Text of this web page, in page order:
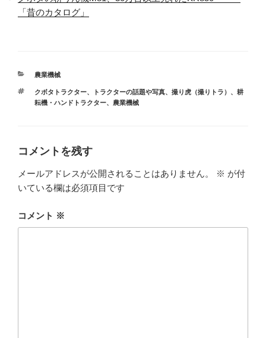
「昔のカタログ」
カ
ゴ
リ
農業機械
タ
グ
クボタトラクター、 トラクターの話題や写真、 撮り虎（撮りトラ） 、 耕
耘機・ハンドトラクター、 農業機械
コメントを残す
メールアドレスが公開されることはありません。 ※ が付
いている欄は必須項目です
コメント ※